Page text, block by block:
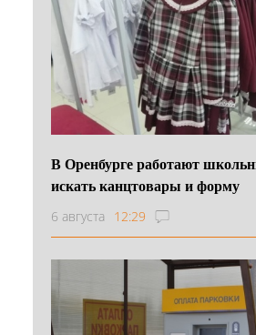
В Оренбурге работают
искать канцтовары и форму
6 августа 12:29